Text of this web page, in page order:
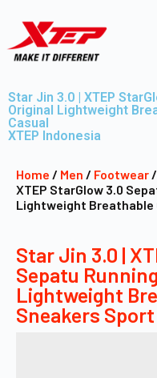
Star Jin 3.0 | XTEP
Original Lightweight
Casual
XTEP Indonesia
Home / Men / Footwear /
XTEP StarGlow 3.0
Lightweight Breathable
Star Jin 3.0 |
Sepatu
Lightweight
Sneakers Sport